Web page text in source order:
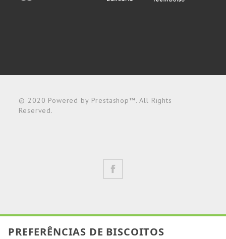
© 2020 Powered by Prestashop™. All Rights
Reserved.
PREFERÊNCIAS DE BISCOITOS